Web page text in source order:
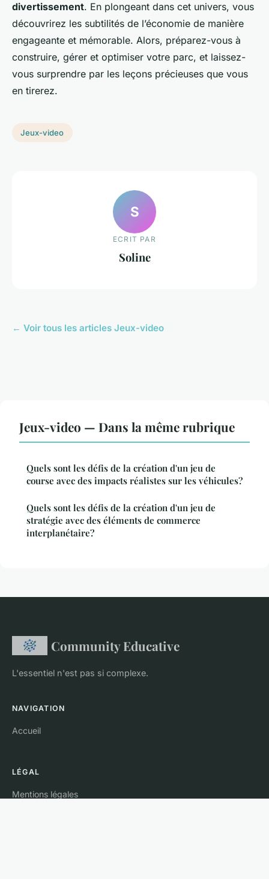
divertissement. En plongeant dans cet univers, vous
découvrirez les subtilités de l’économie de manière
engageante et mémorable. Alors, préparez-vous à
construire, gérer et optimiser votre parc, et laissez-
vous surprendre par les leçons précieuses que vous
en tirerez.
Jeux-video
S
ECRIT PAR
Soline
← Voir tous les articles Jeux-video
Jeux-video — Dans la même rubrique
Quels sont les défis de la création d'un jeu de
course avec des impacts réalistes sur les véhicules?
Quels sont les défis de la création d'un jeu de
stratégie avec des éléments de commerce
interplanétaire?
Community Educative
L'essentiel n'est pas si complexe.
NAVIGATION
Accueil
LÉGAL
Mentions légales